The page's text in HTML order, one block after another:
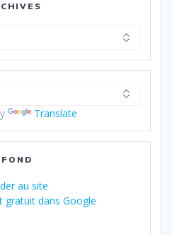
Translate
au site
gratuit dans Google